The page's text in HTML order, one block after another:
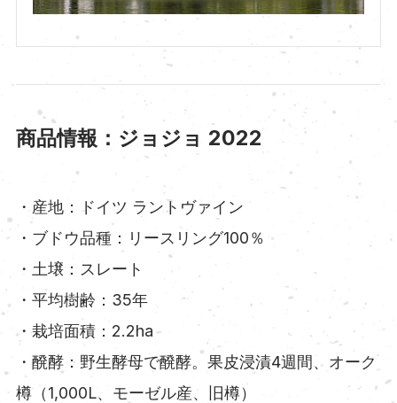
商品情報：ジョジョ 2022
・産地：ドイツ ラントヴァイン
・ブドウ品種：リースリング100％
・土壌：スレート
・平均樹齢：35年
・栽培面積：2.2ha
・醗酵：野生酵母で醗酵。果皮浸漬4週間、オーク
樽（1,000L、モーゼル産、旧樽）